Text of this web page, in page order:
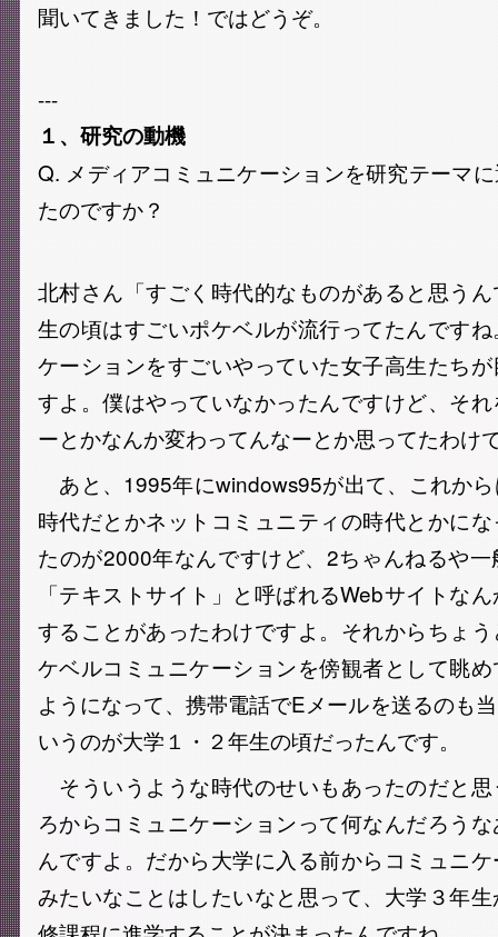
聞いてきました！ではどうぞ。
---
１、研究の動機
Q. メディアコミュニケーションを研究テーマ
たのですか？
北村さん「すごく時代的なものがあると思う
生の頃はすごいポケベルが流行ってたんです
ケーションをすごいやっていた女子高生たち
すよ。僕はやっていなかったんですけど、そ
ーとかなんか変わってんなーとか思ってたわけ
あと、1995年にwindows95が出て、これか
時代だとかネットコミュニティの時代とかに
たのが2000年なんですけど、2ちゃんねるや
「テキストサイト」と呼ばれるWebサイトな
することがあったわけですよ。それからちょ
ケベルコミュニケーションを傍観者として眺
ようになって、携帯電話でEメールを送るのも
いうのが大学１・２年生の頃だったんです。
そういうような時代のせいもあったのだと
ろからコミュニケーションって何なんだろう
んですよ。だから大学に入る前からコミュニ
みたいなことはしたいなと思って、大学３年